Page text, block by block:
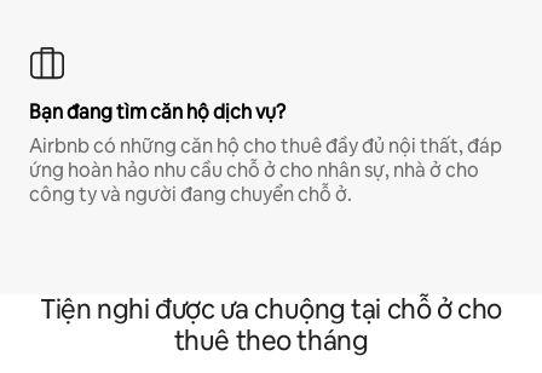
Bạn đang tìm căn hộ dịch vụ?
Airbnb có những căn hộ cho thuê đầy đủ nội thất, đáp
ứng hoàn hảo nhu cầu chỗ ở cho nhân sự, nhà ở cho
công ty và người đang chuyển chỗ ở.
Tiện nghi được ưa chuộng tại chỗ ở cho
thuê theo tháng